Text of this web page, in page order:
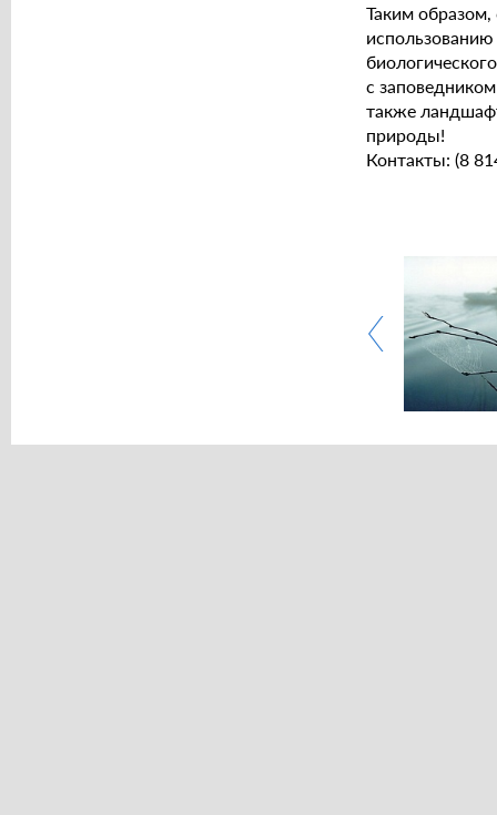
Таким
с
также
природы!
Контакты: (8